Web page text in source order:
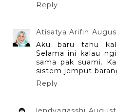
Reply
Atisatya Arifin
Aku baru tahu
Selama ini kalau
sama pak suami.
sistem jemput
Reply